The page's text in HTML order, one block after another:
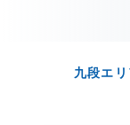
九段エ